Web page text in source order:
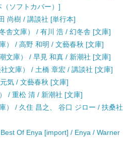
ソフトカバー）]
尚樹 / 講談社 [単行本]
舎文庫） / 有川 浩 / 幻冬舎 [文庫]
） / 高野 和明 / 文藝春秋 [文庫]
文庫） / 早見 和真 / 新潮社 [文庫]
文庫） / 土橋 章宏 / 講談社 [文庫]
気 / 文藝春秋 [文庫]
/ 重松 清 / 新潮社 [文庫]
） / 久住 昌之、 谷口 ジロー / 扶桑社
Of Enya [import] / Enya / Warner